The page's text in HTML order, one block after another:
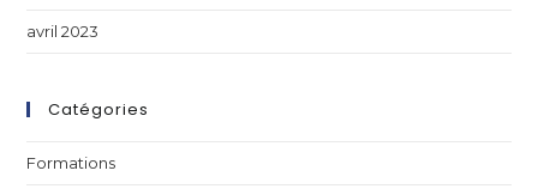
avril 2023
Catégories
Formations